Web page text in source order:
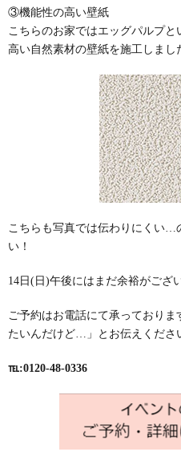
③機能性の高い壁紙
こちらのお家ではエッグパルプ
高い自然素材の壁紙を施工しまし
こちらも写真では伝わりにくい…
い！
14日(日)午後にはまだ余裕がござ
ご予約はお電話にて承っており
たいんだけど…」とお伝えくださ
℡:0120-48-0336